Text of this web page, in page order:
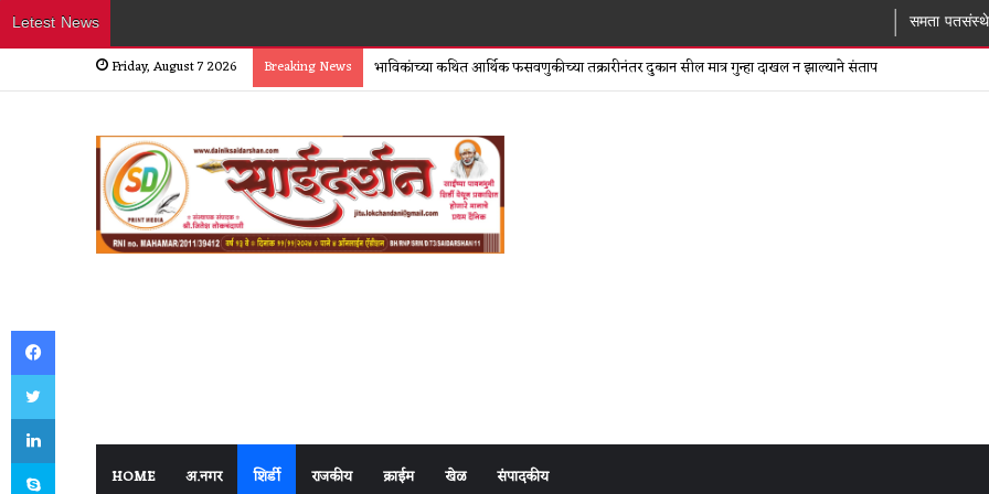
Letest News समता पतसंस्थेच्या बोगस
Friday, August 7 2026 Breaking News भाविकांच्या कथित आर्थिक फसवणुकीच्या तक्रारीनंतर दुकान सील मात्र गुन्हा दाखल न झाल्याने संताप
HOME अ.नगर शिर्डी राजकीय क्राईम खेळ संपादकीय
Facebook
Twitter
LinkedIn
Skype